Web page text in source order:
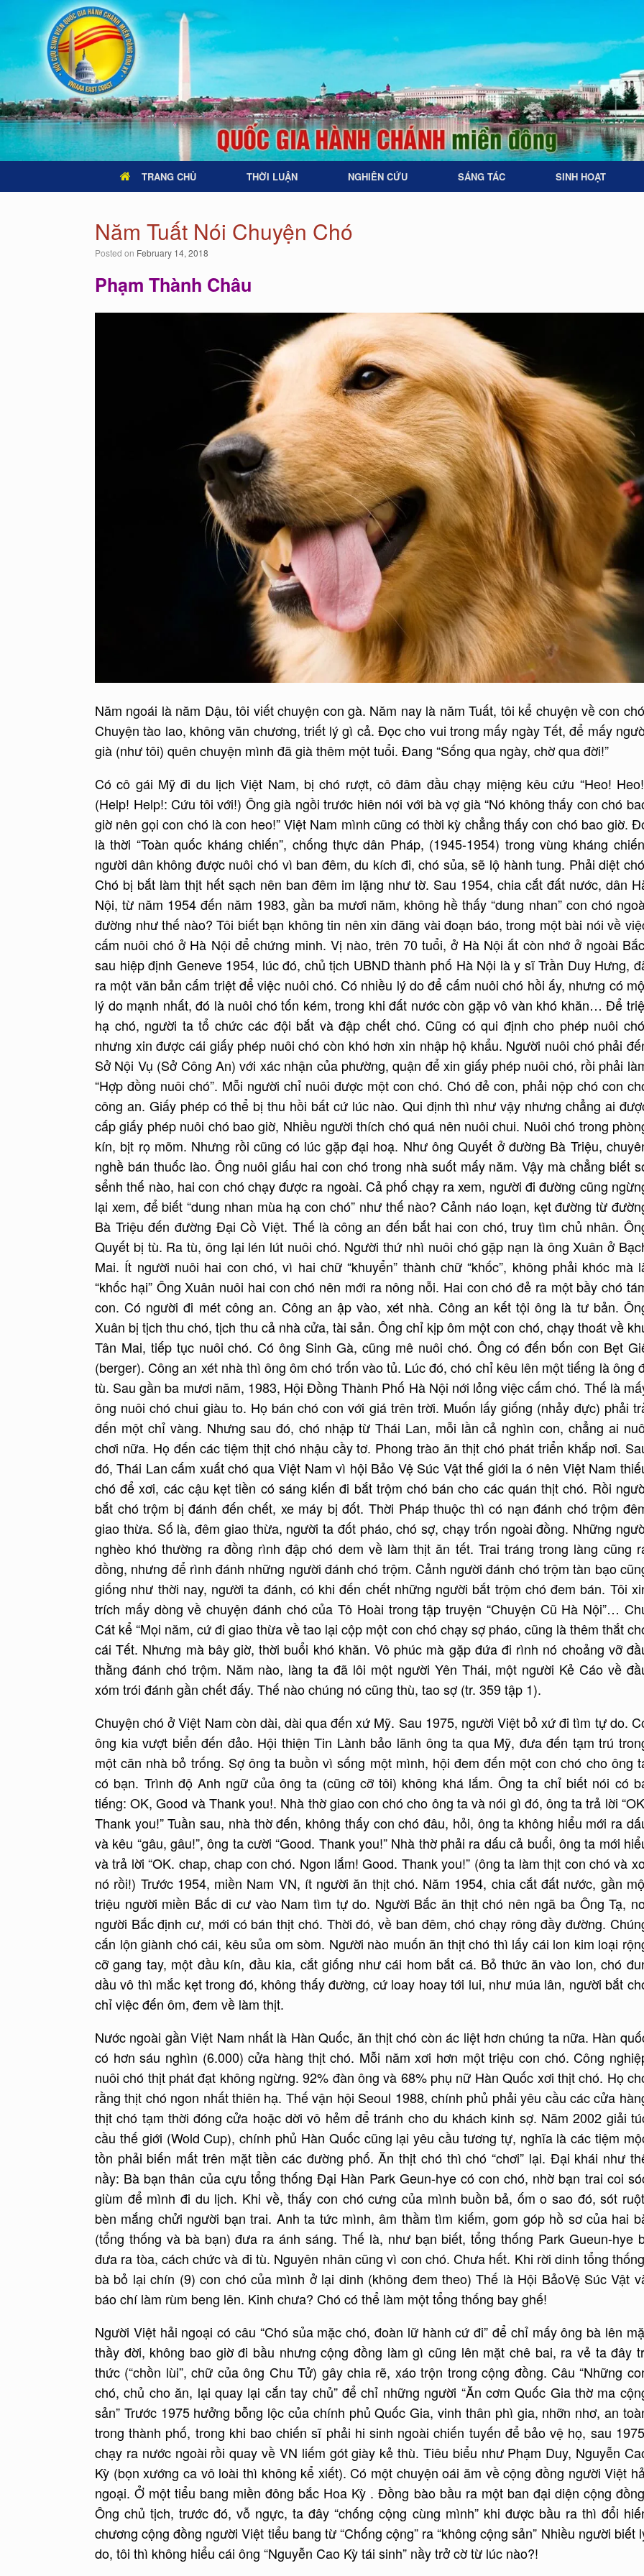
TRANG CHỦ THỜI LUẬN NGHIÊN CỨU SÁNG TÁC SINH HOẠT
Năm Tuất Nói Chuyện Chó
Posted on February 14, 2018
Phạm Thành Châu
Năm ngoái là năm Dậu, tôi viết chuyện con gà. Năm nay là năm Tuất, tôi kể chuyện về con
Chuyện tào lao, không văn chương, triết lý gì cả. Đọc cho vui trong mấy ngày Tết, để mấy
già (như tôi) quên chuyện mình đã già thêm một tuổi. Đang “Sống qua ngày, chờ qua đời!”
Có cô gái Mỹ đi du lịch Việt Nam, bị chó rượt, cô đâm đầu chạy miệng kêu cứu “Heo!
(Help! Help!: Cứu tôi với!) Ông già ngồi trước hiên nói với bà vợ già “Nó không thấy con chó
giờ nên gọi con chó là con heo!” Việt Nam mình cũng có thời kỳ chẳng thấy con chó bao giờ.
là thời “Toàn quốc kháng chiến”, chống thực dân Pháp, (1945-1954) trong vùng kháng
người dân không được nuôi chó vì ban đêm, du kích đi, chó sủa, sẽ lộ hành tung. Phải diệt
Chó bị bắt làm thịt hết sạch nên ban đêm im lặng như tờ. Sau 1954, chia cắt đất nước, dân
Nội, từ năm 1954 đến năm 1983, gần ba mươi năm, không hề thấy “dung nhan” con chó
đường như thế nào? Tôi biết bạn không tin nên xin đăng vài đoạn báo, trong một bài nói về
cấm nuôi chó ở Hà Nội để chứng minh. Vị nào, trên 70 tuổi, ở Hà Nội ắt còn nhớ ở ngoài
sau hiệp định Geneve 1954, lúc đó, chủ tịch UBND thành phố Hà Nội là y sĩ Trần Duy Hưng,
ra một văn bản cấm triệt để việc nuôi chó. Có nhiều lý do để cấm nuôi chó hồi ấy, nhưng có
lý do mạnh nhất, đó là nuôi chó tốn kém, trong khi đất nước còn gặp vô vàn khó khăn… Để
hạ chó, người ta tổ chức các đội bắt và đập chết chó. Cũng có qui định cho phép nuôi
nhưng xin được cái giấy phép nuôi chó còn khó hơn xin nhập hộ khẩu. Người nuôi chó phải
Sở Nội Vụ (Sở Công An) với xác nhận của phường, quận để xin giấy phép nuôi chó, rồi phải
“Hợp đồng nuôi chó”. Mỗi người chỉ nuôi được một con chó. Chó đẻ con, phải nộp chó con
công an. Giấy phép có thể bị thu hồi bất cứ lúc nào. Qui định thì như vậy nhưng chẳng ai
cấp giấy phép nuôi chó bao giờ, Nhiều người thích chó quá nên nuôi chui. Nuôi chó trong
kín, bịt rọ mõm. Nhưng rồi cũng có lúc gặp đại hoạ. Như ông Quyết ở đường Bà Triệu,
nghề bán thuốc lào. Ông nuôi giấu hai con chó trong nhà suốt mấy năm. Vậy mà chẳng biết
sểnh thế nào, hai con chó chạy được ra ngoài. Cả phố chạy ra xem, người đi đường cũng
lại xem, để biết “dung nhan mùa hạ con chó” như thế nào? Cảnh náo loạn, kẹt đường từ
Bà Triệu đến đường Đại Cồ Việt. Thế là công an đến bắt hai con chó, truy tìm chủ nhân.
Quyết bị tù. Ra tù, ông lại lén lút nuôi chó. Người thứ nhì nuôi chó gặp nạn là ông Xuân ở
Mai. Ít người nuôi hai con chó, vì hai chữ “khuyển” thành chữ “khốc”, không phải khóc mà
“khốc hại” Ông Xuân nuôi hai con chó nên mới ra nông nỗi. Hai con chó đẻ ra một bầy chó
con. Có người đi mét công an. Công an ập vào, xét nhà. Công an kết tội ông là tư bản.
Xuân bị tịch thu chó, tịch thu cả nhà cửa, tài sản. Ông chỉ kịp ôm một con chó, chạy thoát về
Tân Mai, tiếp tục nuôi chó. Có ông Sinh Gà, cũng mê nuôi chó. Ông có đến bốn con Bẹt
(berger). Công an xét nhà thì ông ôm chó trốn vào tủ. Lúc đó, chó chỉ kêu lên một tiếng là ông
tù. Sau gần ba mươi năm, 1983, Hội Đồng Thành Phố Hà Nội nới lỏng việc cấm chó. Thế là
ông nuôi chó chui giàu to. Họ bán chó con với giá trên trời. Muốn lấy giống (nhảy đực) phải
đến một chỉ vàng. Nhưng sau đó, chó nhập từ Thái Lan, mỗi lần cả nghìn con, chẳng ai
chơi nữa. Họ đến các tiệm thịt chó nhậu cầy tơ. Phong trào ăn thịt chó phát triển khắp nơi.
đó, Thái Lan cấm xuất chó qua Việt Nam vì hội Bảo Vệ Súc Vật thế giới la ó nên Việt Nam
chó để xơi, các cậu kẹt tiền có sáng kiến đi bắt trộm chó bán cho các quán thịt chó. Rồi
bắt chó trộm bị đánh đến chết, xe máy bị đốt. Thời Pháp thuộc thì có nạn đánh chó trộm
giao thừa. Số là, đêm giao thừa, người ta đốt pháo, chó sợ, chạy trốn ngoài đồng. Những
nghèo khó thường ra đồng rình đập chó dem về làm thịt ăn tết. Trai tráng trong làng cũng
đồng, nhưng để rình đánh những người đánh chó trộm. Cảnh người đánh chó trộm tàn bạo
giống như thời nay, người ta đánh, có khi đến chết những người bắt trộm chó đem bán. Tôi
trích mấy dòng về chuyện đánh chó của Tô Hoài trong tập truyện “Chuyện Cũ Hà Nội”…
Cát kể “Mọi năm, cứ đi giao thừa về tao lại cộp một con chó chạy sợ pháo, cũng là thêm thắt
cái Tết. Nhưng mà bây giờ, thời buổi khó khăn. Vô phúc mà gặp đứa đi rình nó choảng vỡ
thằng đánh chó trộm. Năm nào, làng ta đã lôi một người Yên Thái, một người Kẻ Cáo về
xóm trói đánh gần chết đấy. Thế nào chúng nó cũng thù, tao sợ (tr. 359 tập 1).
Chuyện chó ở Việt Nam còn dài, dài qua đến xứ Mỹ. Sau 1975, người Việt bỏ xứ đi tìm tự do.
ông kia vượt biển đến đảo. Hội thiện Tin Lành bảo lãnh ông ta qua Mỹ, đưa đến tạm trú
một căn nhà bỏ trống. Sợ ông ta buồn vì sống một mình, hội đem đến một con chó cho ông
có bạn. Trình độ Anh ngữ của ông ta (cũng cỡ tôi) không khá lắm. Ông ta chỉ biết nói có
tiếng: OK, Good và Thank you!. Nhà thờ giao con chó cho ông ta và nói gì đó, ông ta trả lời
Thank you!” Tuần sau, nhà thờ đến, không thấy con chó đâu, hỏi, ông ta không hiểu mới ra
và kêu “gâu, gâu!”, ông ta cười “Good. Thank you!” Nhà thờ phải ra dấu cả buổi, ông ta mới
và trả lời “OK. chap, chap con chó. Ngon lắm! Good. Thank you!” (ông ta làm thịt con chó và
nó rồi!) Trước 1954, miền Nam VN, ít người ăn thịt chó. Năm 1954, chia cắt đất nước, gần
triệu người miền Bắc di cư vào Nam tìm tự do. Người Bắc ăn thịt chó nên ngã ba Ông Tạ,
người Bắc định cư, mới có bán thịt chó. Thời đó, về ban đêm, chó chạy rông đầy đường.
cắn lộn giành chó cái, kêu sủa om sòm. Người nào muốn ăn thịt chó thì lấy cái lon kim loại
cỡ gang tay, một đầu kín, đầu kia, cắt giống như cái hom bắt cá. Bỏ thức ăn vào lon, chó
dầu vô thì mắc kẹt trong đó, không thấy đường, cứ loay hoay tới lui, như múa lân, người bắt
chỉ việc đến ôm, đem về làm thịt.
Nước ngoài gần Việt Nam nhất là Hàn Quốc, ăn thịt chó còn ác liệt hơn chúng ta nữa. Hàn
có hơn sáu nghìn (6.000) cửa hàng thịt chó. Mỗi năm xơi hơn một triệu con chó. Công
nuôi chó thịt phát đạt không ngừng. 92% đàn ông và 68% phụ nữ Hàn Quốc xơi thịt chó. Họ
rằng thịt chó ngon nhất thiên hạ. Thế vận hội Seoul 1988, chính phủ phải yêu cầu các cửa
thịt chó tạm thời đóng cửa hoặc dời vô hẻm để tránh cho du khách kinh sợ. Năm 2002 giải
cầu thế giới (Wold Cup), chính phủ Hàn Quốc cũng lại yêu cầu tương tự, nghĩa là các tiệm
tồn phải biến mất trên mặt tiền các đường phố. Ăn thịt chó thì chó “chơi” lại. Đại khái như
nầy: Bà bạn thân của cựu tổng thống Đại Hàn Park Geun-hye có con chó, nhờ bạn trai coi
giùm để mình đi du lịch. Khi về, thấy con chó cưng của mình buồn bả, ốm o sao đó, sót
bèn mắng chửi người bạn trai. Anh ta tức mình, âm thầm tìm kiếm, gom góp hồ sơ của hai
(tổng thống và bà bạn) đưa ra ánh sáng. Thế là, như bạn biết, tổng thống Park Gueun-hye
đưa ra tòa, cách chức và đi tù. Nguyên nhân cũng vì con chó. Chưa hết. Khi rời dinh tổng
bà bỏ lại chín (9) con chó của mình ở lại dinh (không đem theo) Thế là Hội BảoVệ Súc Vật
báo chí làm rùm beng lên. Kinh chưa? Chó có thể làm một tổng thống bay ghế!
Người Việt hải ngoại có câu “Chó sủa mặc chó, đoàn lữ hành cứ đi” để chỉ mấy ông bà lên
thầy đời, không bao giờ đi bầu nhưng cộng đồng làm gì cũng lên mặt chê bai, ra vẻ ta đây
thức (“chồn lùi”, chữ của ông Chu Tử) gây chia rẽ, xáo trộn trong cộng đồng. Câu “Những
chó, chủ cho ăn, lại quay lại cắn tay chủ” để chỉ những người “Ăn cơm Quốc Gia thờ ma
sản” Trước 1975 hưởng bỗng lộc của chính phủ Quốc Gia, vinh thân phì gia, nhỡn nhơ, an
trong thành phố, trong khi bao chiến sĩ phải hi sinh ngoài chiến tuyến để bảo vệ họ, sau
chạy ra nước ngoài rồi quay về VN liếm gót giày kẻ thù. Tiêu biểu như Phạm Duy, Nguyễn
Kỳ (bọn xướng ca vô loài thì không kể xiết). Có một chuyện oái ăm về cộng đồng người Việt
ngoại. Ở một tiểu bang miền đông bắc Hoa Kỳ . Đồng bào bầu ra một ban đại diện cộng
Ông chủ tịch, trước đó, vỗ ngực, ta đây “chống cộng cùng mình” khi được bầu ra thì đổi
chương cộng đồng người Việt tiểu bang từ “Chống cộng” ra “không cộng sản” Nhiều người biết
do, tôi thì không hiểu cái ông “Nguyễn Cao Kỳ tái sinh” nầy trở cờ từ lúc nào?!